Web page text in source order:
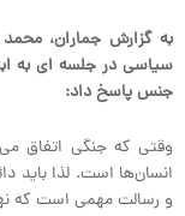
به گزارش جماران،
سیاسی در جلسه ای به
جنس پاسخ داد:
وقتی که جنگی اتفاق
انسان‌ها است. لذا باید
و رسالت مهمی است که